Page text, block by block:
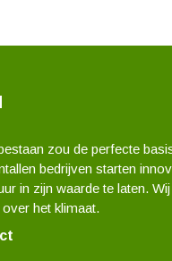
zou de perfecte
bedrijven starten
in zijn waarde te laten.
het klimaat.